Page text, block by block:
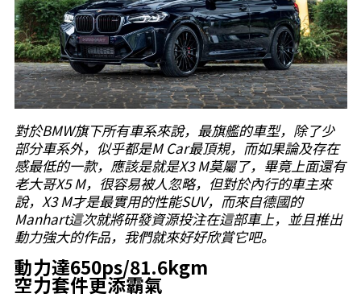
對於BMW旗下所有車系來說，最旗艦的車型，除了少
部分車系外，似乎都是M Car最頂規，而如果論及存在
感最低的一款，應該是就是X3 M莫屬了，畢竟上面還有
老大哥X5 M，很容易被人忽略，但對於內行的車主來
說，X3 M才是最實用的性能SUV，而來自德國的
Manhart這次就將研發資源投注在這部車上，並且推出
動力強大的作品，我們就來好好欣賞它吧。
動力達650ps/81.6kgm
空力套件更添霸氣